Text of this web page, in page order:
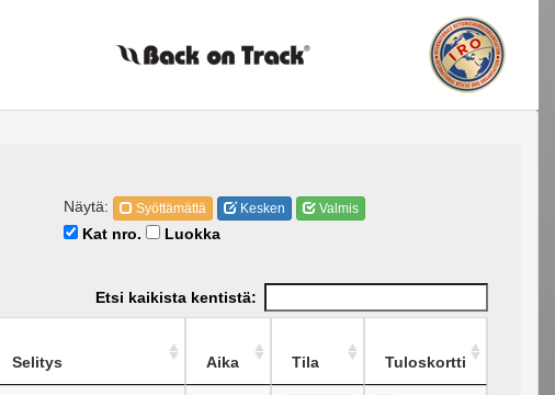
Näytä: Syöttämättä Kesken Valmis
Kat nro.
Luokka
Etsi kaikista kentistä:
Selitys Aika Tila Tuloskortti